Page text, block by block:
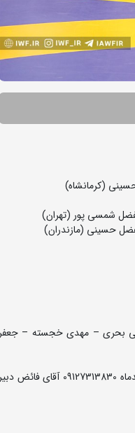
بحری – مهدی خجسته – جعفر
سمنان، میدان امام رضا (ع)، جنب بانک کشاورزی، دفتر هیئت کشتی استان سمنان – ساعت پذیرش 14 روز 2 اسفندماه 09127313830 آقای فائض دبیر